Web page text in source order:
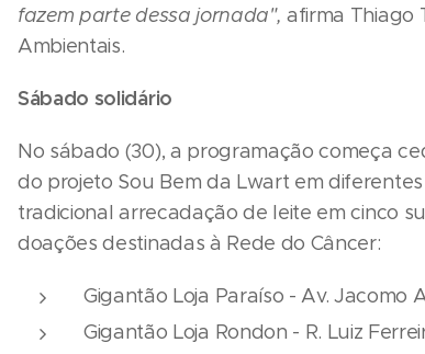
fazem parte dessa jornada", afirma Thiago
Ambientais.
Sábado solidário
No sábado (30), a programação começa
do projeto Sou Bem da Lwart em
tradicional arrecadação de leite em cinco
doações destinadas à Rede do Câncer:
Gigantão Loja Paraíso - Av. Jacomo
Gigantão Loja Rondon - R. Luiz